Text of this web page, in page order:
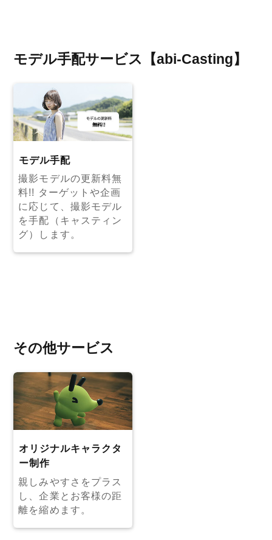
モデル手配サービス【abi-Casting】
モデル⼿配
撮影モデルの更新料無
料!! ターゲットや企画
に応じて、撮影モデル
を手配（キャスティン
グ）します。
その他サービス
オリジナルキャラクタ
ー制作
親しみやすさをプラス
し、企業とお客様の距
離を縮めます。